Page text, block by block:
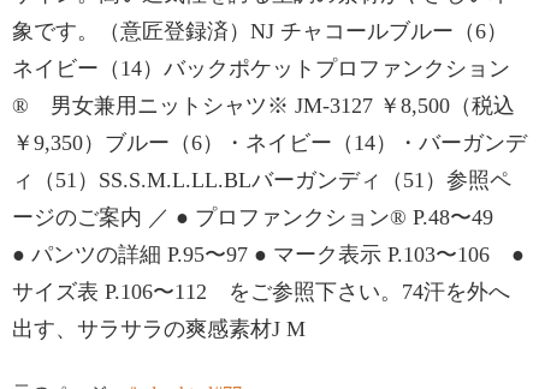
象です。（意匠登録済）NJ チャコールブルー（6）
ネイビー（14）バックポケットプロファンクション
® 男女兼用ニットシャツ※ JM-3127 ￥8,500（税込
￥9,350）ブルー（6）・ネイビー（14）・バーガンデ
ィ（51）SS.S.M.L.LL.BLバーガンディ（51）参照ペ
ージのご案内 ／ ● プロファンクション® P.48〜49
● パンツの詳細 P.95〜97 ● マーク表示 P.103〜106 ●
サイズ表 P.106〜112 をご参照下さい。74汗を外へ
出す、サラサラの爽感素材J M